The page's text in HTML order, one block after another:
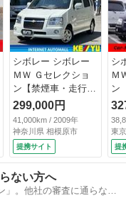
シボレー シボレー
ＭＷ Ｇセレクショ
ン【禁煙車・走行４
０．９６４ＫＭ】
【弊社買取直販車・
ブラウンアルカンタ
ーラシート』４速Ａ
Ｔ／ＥＴＣ車載器／
ＣＤ再生／ラジオ／
シートヒーター／キ
ーレス／純正アルミ
299,000円
41,000km / 2009年
神奈川県 相模原市
提携サイト
シ
Ｍ
ン
Ｖ
Ａ
東
提
ない方へ
」。他社の審査に通らなか